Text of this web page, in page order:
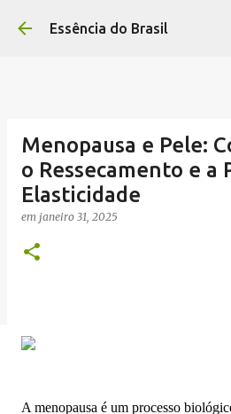
Pular para o
Essência do Brasil
Menopausa e Pele:
o Ressecamento e a
Elasticidade
em janeiro 31, 2025
A menopausa é um processo